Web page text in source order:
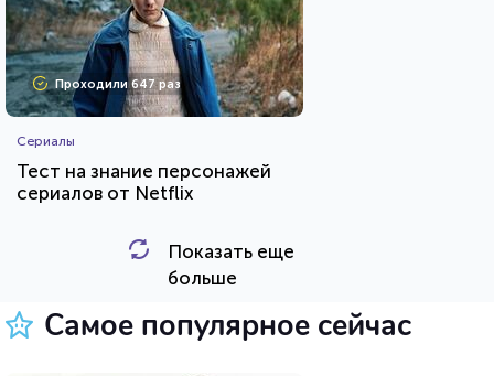
Проходили 647 раз
Сериалы
Тест на знание персонажей
сериалов от Netflix
HTML - код
Показать еще
больше
Самое популярное сейчас